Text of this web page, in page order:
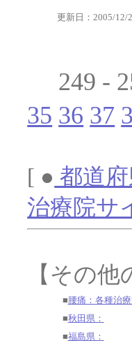
更新日：2005/12/
249 -
35 36 37
[ ● 都道
治療院サ
【その他
■腰痛：各種治
■秋田県：
■福島県：